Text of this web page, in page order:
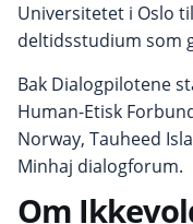
Universitetet i Oslo
deltidsstudium som
Bak Dialogpilotene
Human-Etisk
Norway, Tauheed
Minhaj dialogforum.
Om